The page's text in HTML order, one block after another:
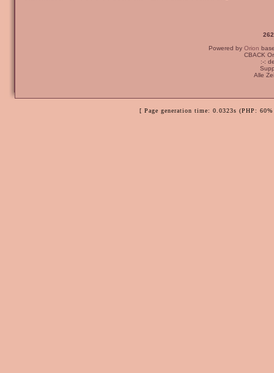
Powered by Orion
CBACK
:-:
Alle
[ Page generation time: 0.0323s (PHP: